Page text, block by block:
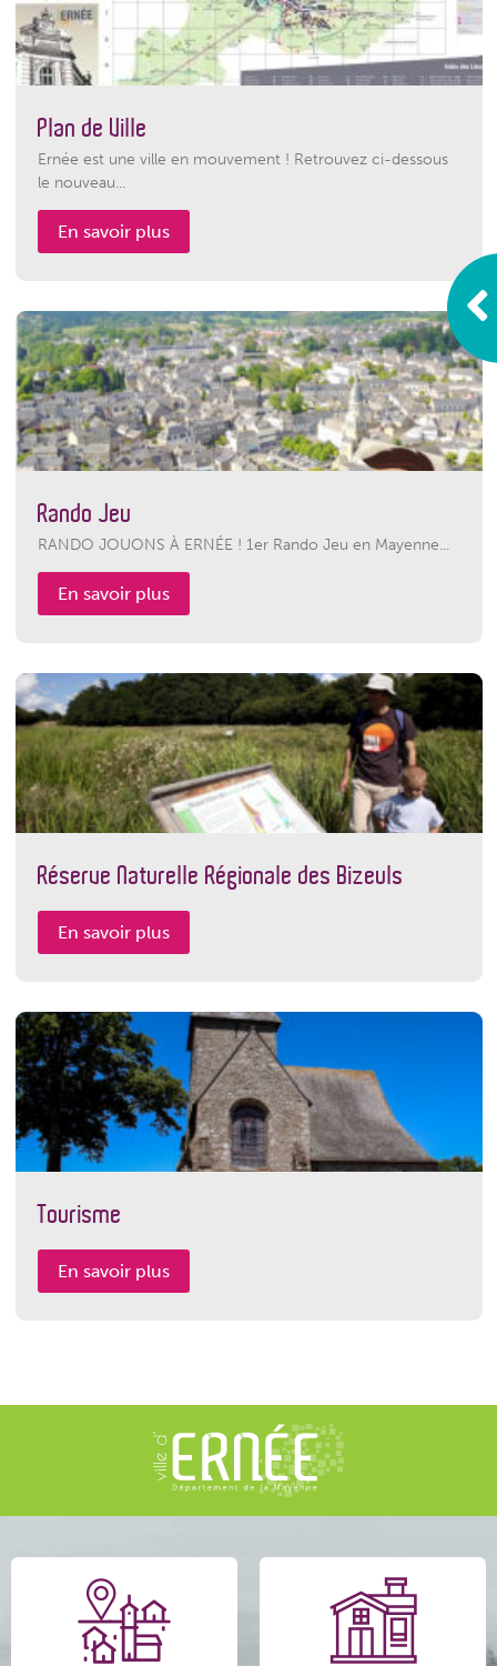
Plan de Ville
Ernée est une ville en mouvement ! Retrouvez ci-dessous
le nouveau...
En savoir plus
Rando Jeu
RANDO JOUONS À ERNÉE ! 1er Rando Jeu en Mayenne...
En savoir plus
Réserve Naturelle Régionale des Bizeuls
En savoir plus
Tourisme
En savoir plus